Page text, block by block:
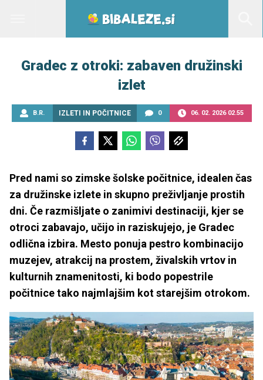
Gradec z otroki: zabaven družinski
izlet
B.R. IZLETI IN POČITNICE 0 06. 02. 2026 02.55
Pred nami so zimske šolske počitnice, idealen čas
za družinske izlete in skupno preživljanje prostih
dni. Če razmišljate o zanimivi destinaciji, kjer se
otroci zabavajo, učijo in raziskujejo, je Gradec
odlična izbira. Mesto ponuja pestro kombinacijo
muzejev, atrakcij na prostem, živalskih vrtov in
kulturnih znamenitosti, ki bodo popestrile
počitnice tako najmlajšim kot starejšim otrokom.